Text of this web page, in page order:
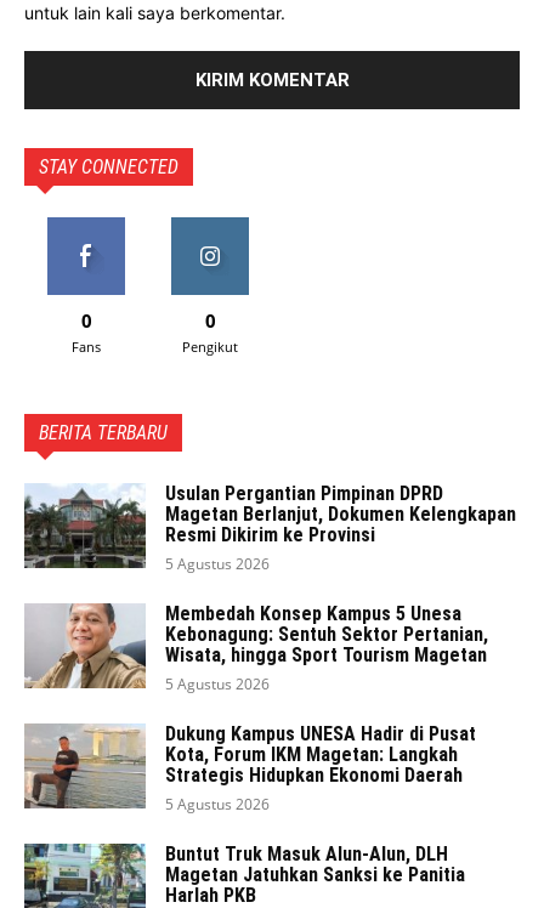
untuk lain kali saya berkomentar.
STAY CONNECTED
0
Fans
0
Pengikut
BERITA TERBARU
Usulan Pergantian Pimpinan DPRD
Magetan Berlanjut, Dokumen Kelengkapan
Resmi Dikirim ke Provinsi
5 Agustus 2026
Membedah Konsep Kampus 5 Unesa
Kebonagung: Sentuh Sektor Pertanian,
Wisata, hingga Sport Tourism Magetan
5 Agustus 2026
Dukung Kampus UNESA Hadir di Pusat
Kota, Forum IKM Magetan: Langkah
Strategis Hidupkan Ekonomi Daerah
5 Agustus 2026
Buntut Truk Masuk Alun-Alun, DLH
Magetan Jatuhkan Sanksi ke Panitia
Harlah PKB